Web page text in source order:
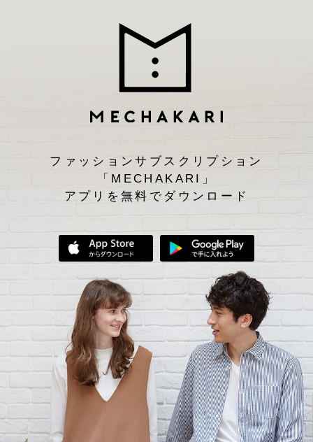
ファッションサブスクリプション
「MECHAKARI」
アプリを無料でダウンロード
App Storeからダウンロード